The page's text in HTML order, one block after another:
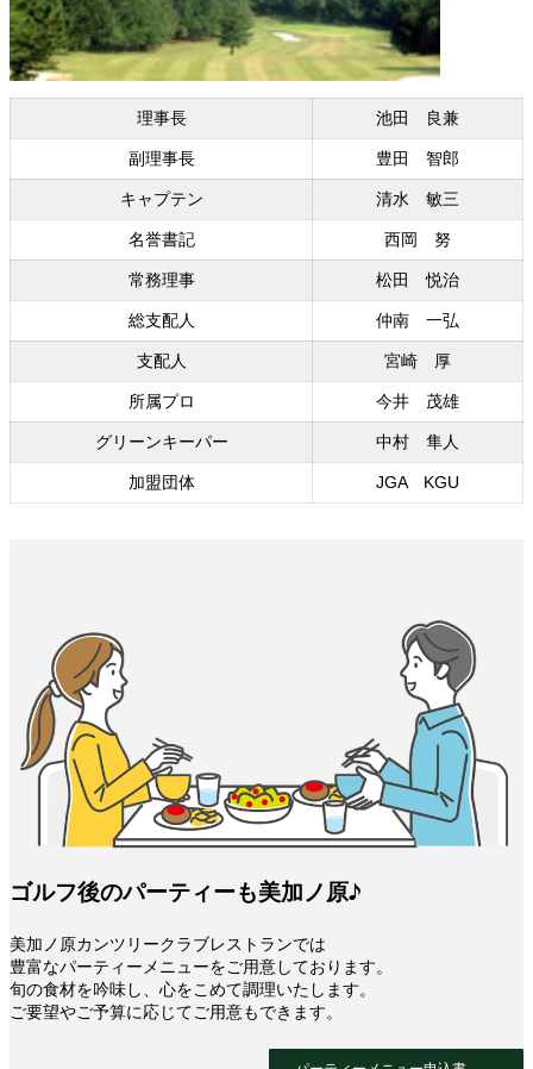
理事長 池田 良兼
副理事長 豊田 智郎
キャプテン 清水 敏三
名誉書記 西岡 努
常務理事 松田 悦治
総支配人 仲南 一弘
支配人 宮崎 厚
所属プロ 今井 茂雄
グリーンキーパー 中村 隼人
加盟団体 JGA KGU
ゴルフ後のパーティーも美加ノ原♪
美加ノ原カンツリークラブレストランでは
豊富なパーティーメニューをご用意しております。
旬の食材を吟味し、心をこめて調理いたします。
ご要望やご予算に応じてご用意もできます。